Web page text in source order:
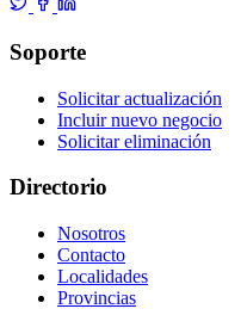
Soporte
Solicitar actualización
Incluir nuevo negocio
Solicitar eliminación
Directorio
Nosotros
Contacto
Localidades
Provincias